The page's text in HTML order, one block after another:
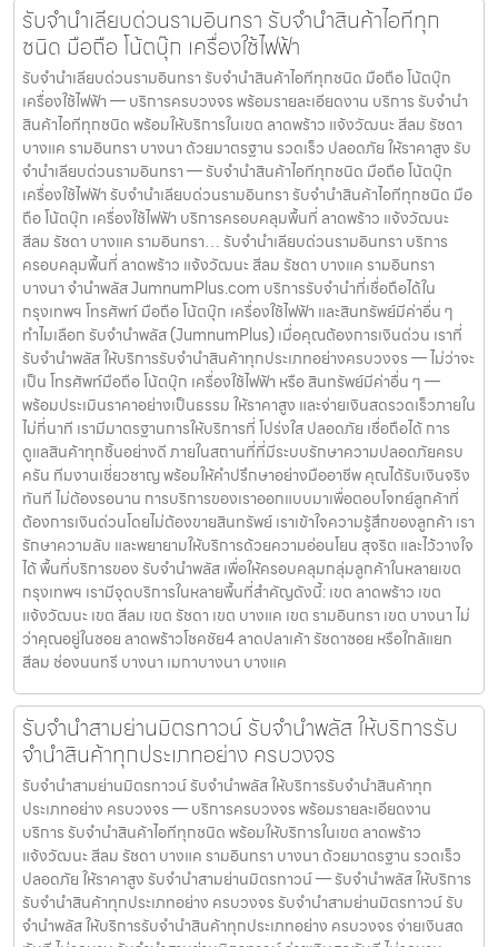
รับจำนำเลียบด่วนรามอินทรา รับจำนำสินค้าไอทีทุก
ชนิด มือถือ โน้ตบุ๊ก เครื่องใช้ไฟฟ้า
รับจำนำเลียบด่วนรามอินทรา รับจำนำสินค้าไอทีทุกชนิด มือถือ โน้ตบุ๊ก
เครื่องใช้ไฟฟ้า — บริการครบวงจร พร้อมรายละเอียดงาน บริการ รับจำนำ
สินค้าไอทีทุกชนิด พร้อมให้บริการในเขต ลาดพร้าว แจ้งวัฒนะ สีลม รัชดา
บางแค รามอินทรา บางนา ด้วยมาตรฐาน รวดเร็ว ปลอดภัย ให้ราคาสูง รับ
จำนำเลียบด่วนรามอินทรา — รับจำนำสินค้าไอทีทุกชนิด มือถือ โน้ตบุ๊ก
เครื่องใช้ไฟฟ้า รับจำนำเลียบด่วนรามอินทรา รับจำนำสินค้าไอทีทุกชนิด มือ
ถือ โน้ตบุ๊ก เครื่องใช้ไฟฟ้า บริการครอบคลุมพื้นที่ ลาดพร้าว แจ้งวัฒนะ
สีลม รัชดา บางแค รามอินทรา… รับจำนำเลียบด่วนรามอินทรา บริการ
ครอบคลุมพื้นที่ ลาดพร้าว แจ้งวัฒนะ สีลม รัชดา บางแค รามอินทรา
บางนา จำนำพลัส JumnumPlus.com บริการรับจำนำที่เชื่อถือได้ใน
กรุงเทพฯ โทรศัพท์ มือถือ โน้ตบุ๊ก เครื่องใช้ไฟฟ้า และสินทรัพย์มีค่าอื่น ๆ
ทำไมเลือก รับจำนำพลัส (JumnumPlus) เมื่อคุณต้องการเงินด่วน เราที่
รับจำนำพลัส ให้บริการรับจำนำสินค้าทุกประเภทอย่างครบวงจร — ไม่ว่าจะ
เป็น โทรศัพท์มือถือ โน้ตบุ๊ก เครื่องใช้ไฟฟ้า หรือ สินทรัพย์มีค่าอื่น ๆ —
พร้อมประเมินราคาอย่างเป็นธรรม ให้ราคาสูง และจ่ายเงินสดรวดเร็วภายใน
ไม่กี่นาที เรามีมาตรฐานการให้บริการที่ โปร่งใส ปลอดภัย เชื่อถือได้ การ
ดูแลสินค้าทุกชิ้นอย่างดี ภายในสถานที่ที่มีระบบรักษาความปลอดภัยครบ
ครัน ทีมงานเชี่ยวชาญ พร้อมให้คำปรึกษาอย่างมืออาชีพ คุณได้รับเงินจริง
ทันที ไม่ต้องรอนาน การบริการของเราออกแบบมาเพื่อตอบโจทย์ลูกค้าที่
ต้องการเงินด่วนโดยไม่ต้องขายสินทรัพย์ เราเข้าใจความรู้สึกของลูกค้า เรา
รักษาความลับ และพยายามให้บริการด้วยความอ่อนโยน สุจริต และไว้วางใจ
ได้ พื้นที่บริการของ รับจำนำพลัส เพื่อให้ครอบคลุมกลุ่มลูกค้าในหลายเขต
กรุงเทพฯ เรามีจุดบริการในหลายพื้นที่สำคัญดังนี้: เขต ลาดพร้าว เขต
แจ้งวัฒนะ เขต สีลม เขต รัชดา เขต บางแค เขต รามอินทรา เขต บางนา ไม่
ว่าคุณอยู่ในซอย ลาดพร้าวโชคชัย4 ลาดปลาเค้า รัชดาซอย หรือใกล้แยก
สีลม ช่องนนทรี บางนา เมกาบางนา บางแค
รับจำนำสามย่านมิตรทาวน์ รับจำนำพลัส ให้บริการรับ
จำนำสินค้าทุกประเภทอย่าง ครบวงจร
รับจำนำสามย่านมิตรทาวน์ รับจำนำพลัส ให้บริการรับจำนำสินค้าทุก
ประเภทอย่าง ครบวงจร — บริการครบวงจร พร้อมรายละเอียดงาน
บริการ รับจำนำสินค้าไอทีทุกชนิด พร้อมให้บริการในเขต ลาดพร้าว
แจ้งวัฒนะ สีลม รัชดา บางแค รามอินทรา บางนา ด้วยมาตรฐาน รวดเร็ว
ปลอดภัย ให้ราคาสูง รับจำนำสามย่านมิตรทาวน์ — รับจำนำพลัส ให้บริการ
รับจำนำสินค้าทุกประเภทอย่าง ครบวงจร รับจำนำสามย่านมิตรทาวน์ รับ
จำนำพลัส ให้บริการรับจำนำสินค้าทุกประเภทอย่าง ครบวงจร จ่ายเงินสด